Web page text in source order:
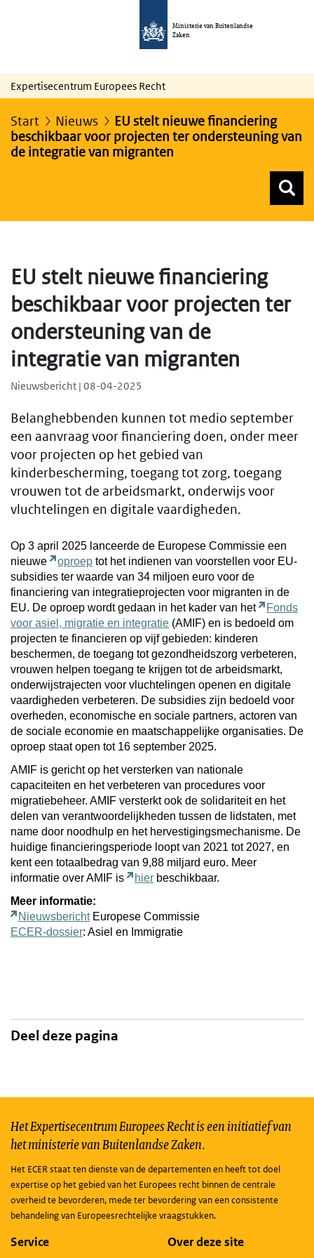
Ministerie van Buitenlandse
Zaken
Expertisecentrum Europees Recht
Start Nieuws
EU stelt nieuwe financiering
beschikbaar voor projecten ter ondersteuning van
de integratie van migranten
EU stelt nieuwe financiering
beschikbaar voor projecten ter
ondersteuning van de
integratie van migranten
Nieuwsbericht | 08-04-2025
Belanghebbenden kunnen tot medio september
een aanvraag voor financiering doen, onder meer
voor projecten op het gebied van
kinderbescherming, toegang tot zorg, toegang
vrouwen tot de arbeidsmarkt, onderwijs voor
vluchtelingen en digitale vaardigheden.
Op 3 april 2025 lanceerde de Europese Commissie een
nieuwe
oproep tot het indienen van voorstellen voor EU-
subsidies ter waarde van 34 miljoen euro voor de
financiering van integratieprojecten voor migranten in de
EU. De oproep wordt gedaan in het kader van het
Fonds
voor asiel, migratie en integratie (AMIF) en is bedoeld om
projecten te financieren op vijf gebieden: kinderen
beschermen, de toegang tot gezondheidszorg verbeteren,
vrouwen helpen toegang te krijgen tot de arbeidsmarkt,
onderwijstrajecten voor vluchtelingen openen en digitale
vaardigheden verbeteren. De subsidies zijn bedoeld voor
overheden, economische en sociale partners, actoren van
de sociale economie en maatschappelijke organisaties. De
oproep staat open tot 16 september 2025.
AMIF is gericht op het versterken van nationale
capaciteiten en het verbeteren van procedures voor
migratiebeheer. AMIF versterkt ook de solidariteit en het
delen van verantwoordelijkheden tussen de lidstaten, met
name door noodhulp en het hervestigingsmechanisme. De
huidige financieringsperiode loopt van 2021 tot 2027, en
kent een totaalbedrag van 9,88 miljard euro. Meer
informatie over AMIF is
hier beschikbaar.
Meer informatie:
NieuwsberichtEuropese Commissie
ECER-dossier: Asiel en Immigratie
Deel deze pagina
Het Expertisecentrum Europees Recht is een initiatief van
het ministerie van Buitenlandse Zaken.
Het ECER staat ten dienste van de departementen en heeft tot doel
expertise op het gebied van het Europees recht binnen de centrale
overheid te bevorderen, mede ter bevordering van een consistente
behandeling van Europeesrechtelijke vraagstukken.
Service Over deze site